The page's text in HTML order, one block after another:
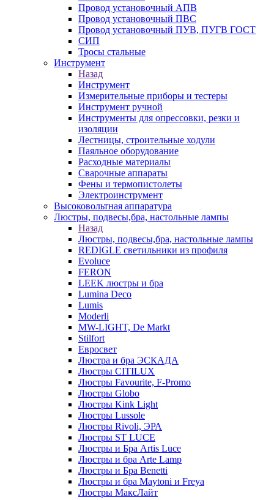
Провод установочный АПВ
Провод установочный ПВС
Провод установочный ПУВ, ПУГВ ГОСТ
СИП
Тросы стальные
Инструмент
Назад
Инструмент
Измерительные приборы и тестеры
Инструмент ручной
Инструменты для опрессовки, резки и
изоляции
Лестницы, строительные ходули
Паяльное оборудование
Расходные материалы
Сварочные аппараты
Фены и термопистолеты
Электроинструмент
Высоковольтная аппаратура
Люстры, подвесы,бра, настольные лампы
Назад
Люстры, подвесы,бра, настольные лампы
REDIGLE светильники из профиля
Evoluce
FERON
LEEK люстры и бра
Lumina Deco
Lumis
Moderli
MW-LIGHT, De Markt
Stilfort
Евросвет
Люстра и бра ЭСКАДА
Люстры CITILUX
Люстры Favourite, F-Promo
Люстры Globo
Люстры Kink Light
Люстры Lussole
Люстры Rivoli, ЭРА
Люстры ST LUCE
Люстры и Бра Artis Luce
Люстры и бра Arte Lamp
Люстры и Бра Benetti
Люстры и бра Maytoni и Freya
Люстры МаксЛайт